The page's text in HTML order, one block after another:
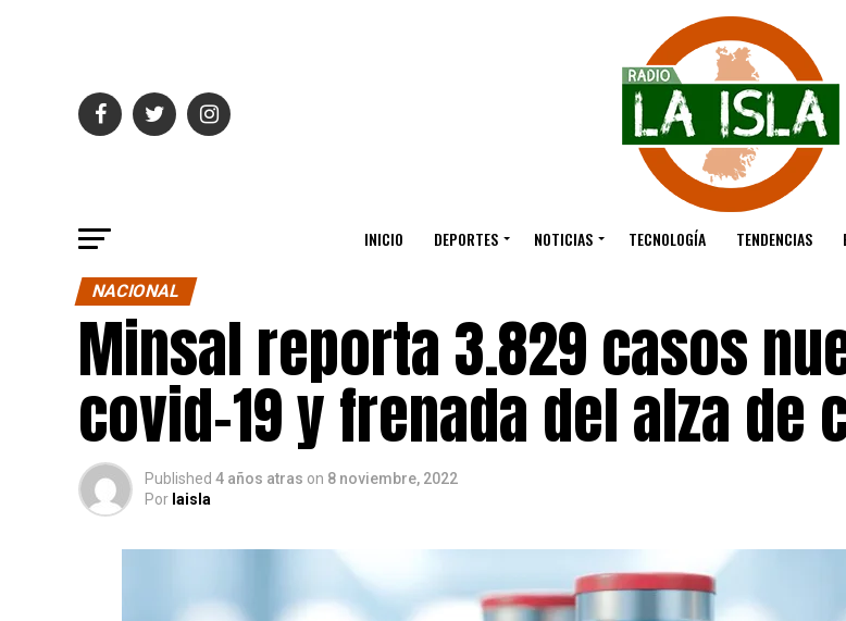
INICIO DEPORTES NOTICIAS TECNOLOGÍA TENDENCIAS
NACIONAL
Minsal reporta 3.829 casos
covid-19 y frenada del alza de
Published 4 años atras on 8 noviembre, 2022
Por laisla